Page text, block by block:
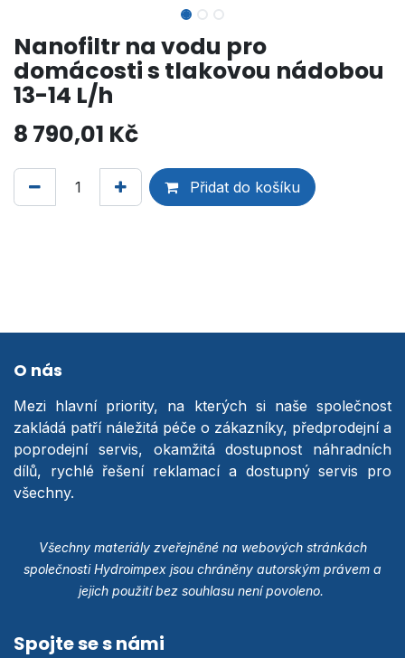
Nanofiltr na vodu pro
domácosti s tlakovou nádobou
13-14 L/h
8 790,01 Kč
Přidat do košíku
O nás
Mezi hlavní priority, na kterých si naše společnost
zakládá patří náležitá péče o zákazníky, předprodejní a
poprodejní servis, okamžitá dostupnost náhradních
dílů, rychlé řešení reklamací a dostupný servis pro
všechny.
Všechny materiály zveřejněné na webových stránkách
společnosti Hydroimpex jsou chráněny autorským právem a
jejich použití bez souhlasu není povoleno.
Spojte se s námi